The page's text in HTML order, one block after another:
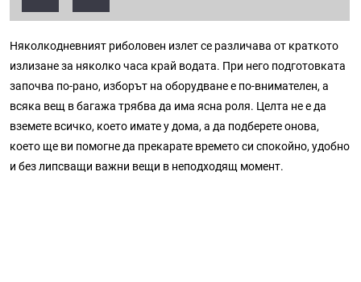
Няколкодневният риболовен излет се различава от краткото
излизане за няколко часа край водата. При него подготовката
започва по-рано, изборът на оборудване е по-внимателен, а
всяка вещ в багажа трябва да има ясна роля. Целта не е да
вземете всичко, което имате у дома, а да подберете онова,
което ще ви помогне да прекарате времето си спокойно, удобно
и без липсващи важни вещи в неподходящ момент.